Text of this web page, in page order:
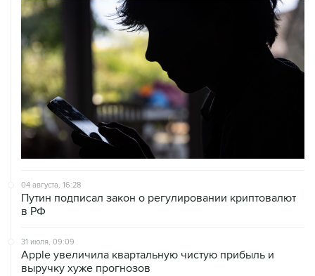
04 августа, 16:28
Путин подписал закон о регулировании криптовалют
в РФ
31 июля, 09:09
Аpple увеличила квартальную чистую прибыль и
выручку хуже прогнозов